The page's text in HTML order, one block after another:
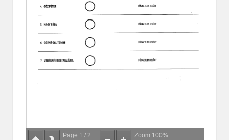
Page 1 / 2 Zoom 100%